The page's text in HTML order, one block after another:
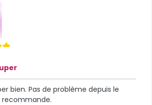
bien. Pas de problème depuis le
recommande.